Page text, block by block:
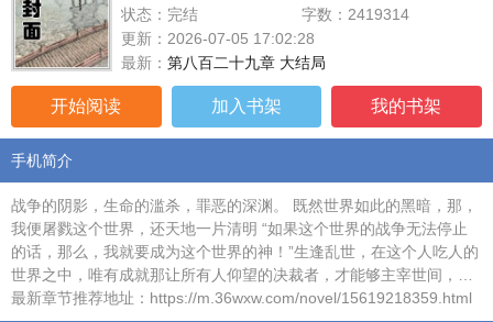
状态：完结
字数：2419314
更新：2026-07-05 17:02:28
最新： 第八百二十九章 大结局
开始阅读 加入书架 我的书架
手机简介
战争的阴影，生命的滥杀，罪恶的深渊。 既然世界如此的黑暗，那，
我便屠戮这个世界，还天地一片清明 “如果这个世界的战争无法停止
的话，那么，我就要成为这个世界的神！”生逢乱世，在这个人吃人的
世界之中，唯有成就那让所有人仰望的决裁者，才能够主宰世间，…
最新章节推荐地址：https://m.36wxw.com/novel/15619218359.html